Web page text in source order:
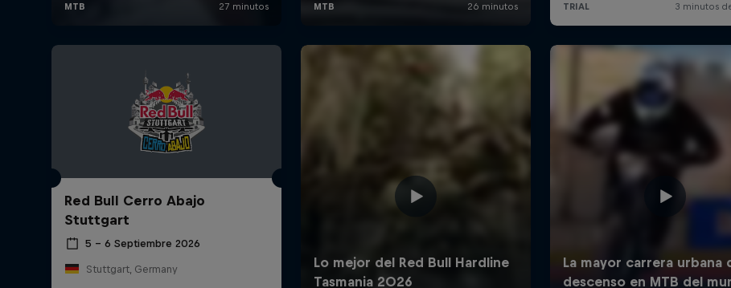
Red Bull Cerro Abajo
Stuttgart
5 – 6 Septiembre 2026
Stuttgart, Germany